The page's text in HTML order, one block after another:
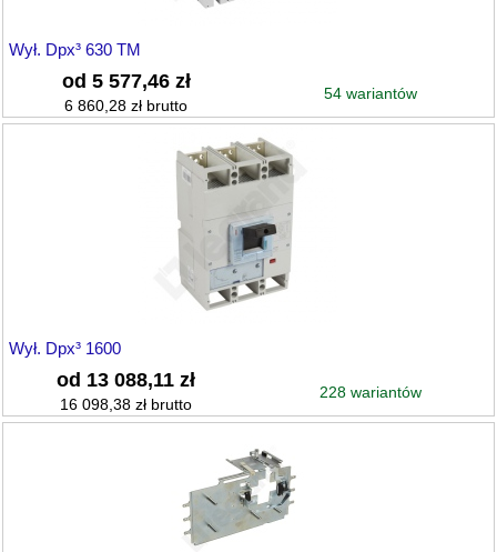
Wył. Dpx³ 630 TM
od 5 577,46 zł
6 860,28 zł brutto
54 wariantów
Wył. Dpx³ 1600
od 13 088,11 zł
16 098,38 zł brutto
228 wariantów